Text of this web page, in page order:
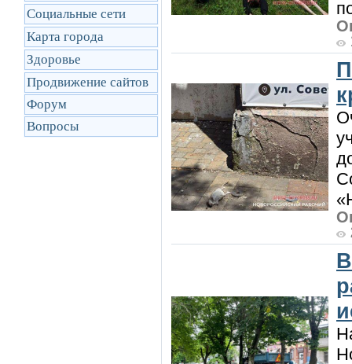
Социальные сети
Карта города
Здоровье
Продвижение сайтов
Форум
Вопросы